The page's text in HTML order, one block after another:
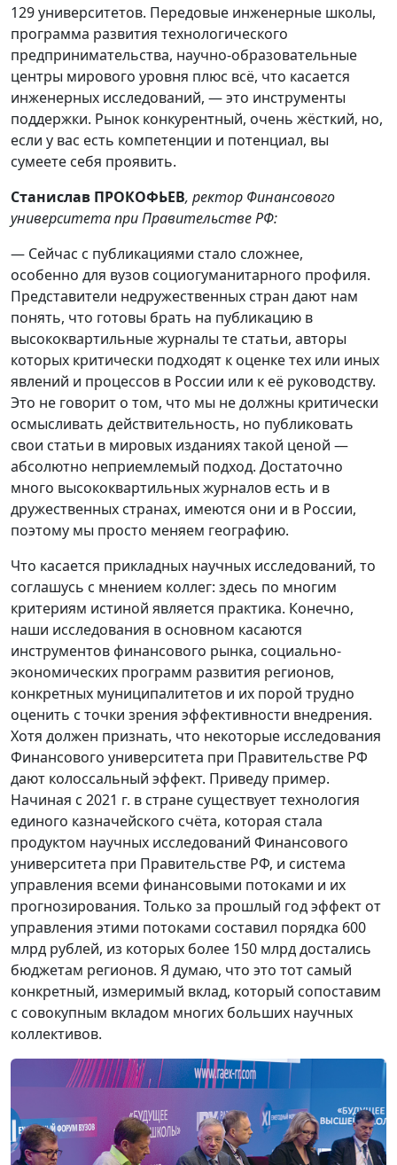
129 университетов. Передовые инженерные школы,
программа развития технологического
предпринимательства, научно-образовательные
центры мирового уровня плюс всё, что касается
инженерных исследований, — это инструменты
поддержки. Рынок конкурентный, очень жёсткий, но,
если у вас есть компетенции и потенциал, вы
сумеете себя проявить.
Станислав ПРОКОФЬЕВ, ректор Финансового
университета при Правительстве РФ:
— Сейчас с публикациями стало сложнее,
особенно для вузов социогуманитарного профиля.
Представители недружественных стран дают нам
понять, что готовы брать на публикацию в
высококвартильные журналы те статьи, авторы
которых критически подходят к оценке тех или иных
явлений и процессов в России или к её руководству.
Это не говорит о том, что мы не должны критически
осмысливать действительность, но публиковать
свои статьи в мировых изданиях такой ценой —
абсолютно неприемлемый подход. Достаточно
много высококвартильных журналов есть и в
дружественных странах, имеются они и в России,
поэтому мы просто меняем географию.
Что касается прикладных научных исследований, то
соглашусь с мнением коллег: здесь по многим
критериям истиной является практика. Конечно,
наши исследования в основном касаются
инструментов финансового рынка, социально-
экономических программ развития регионов,
конкретных муниципалитетов и их порой трудно
оценить с точки зрения эффективности внедрения.
Хотя должен признать, что некоторые исследования
Финансового университета при Правительстве РФ
дают колоссальный эффект. Приведу пример.
Начиная с 2021 г. в стране существует технология
единого казначейского счёта, которая стала
продуктом научных исследований Финансового
университета при Правительстве РФ, и система
управления всеми финансовыми потоками и их
прогнозирования. Только за прошлый год эффект от
управления этими потоками составил порядка 600
млрд рублей, из которых более 150 млрд достались
бюджетам регионов. Я думаю, что это тот самый
конкретный, измеримый вклад, который сопоставим
с совокупным вкладом многих больших научных
коллективов.